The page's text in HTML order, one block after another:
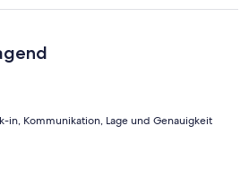
in, Kommunikation, Lage und Genauigkeit